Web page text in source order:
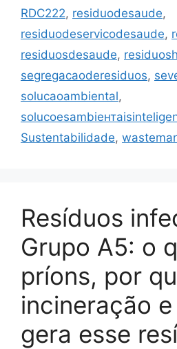
RDC222, residuodesaude,
residuodeservicodesaude,
residuosdesaude,
segregacaoderesiduos,
solucaoambiental,
Sustentabilidade,
Resíduos
Grupo A5: o
príons, por
incineração
gera esse